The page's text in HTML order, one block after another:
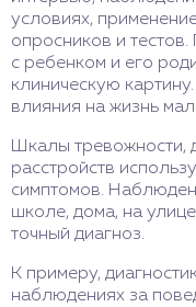
условиях,
опросников и
с ребенком и его
клиническую
влияния на жизнь
Шкалы тревожности,
расстройств
симптомов.
школе, дома, на
точный диагноз.
К примеру,
наблюдениях за